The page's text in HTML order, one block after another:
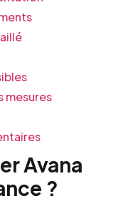
mesures
Avana
?